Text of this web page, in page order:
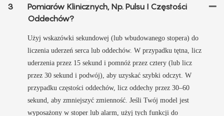
3
Pomiarów Klinicznych, Np. Pulsu I Częstości
Oddechów?
Użyj wskazówki sekundowej (lub wbudowanego stopera) do
liczenia uderzeń serca lub oddechów. W przypadku tętna, licz
uderzenia przez 15 sekund i pomnóż przez cztery (lub licz
przez 30 sekund i podwój), aby uzyskać szybki odczyt. W
przypadku częstości oddechów, licz oddechy przez 30–60
sekund, aby zmniejszyć zmienność. Jeśli Twój model jest
wyposażony w stoper lub alarm, użyj tych funkcji do